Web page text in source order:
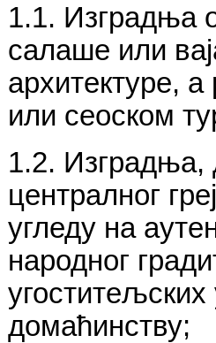
1.1. Изградња
салаше или
архитектуре,
или сеоском
1.2. Изградња,
централног
угледу на
народног
домаћинству;